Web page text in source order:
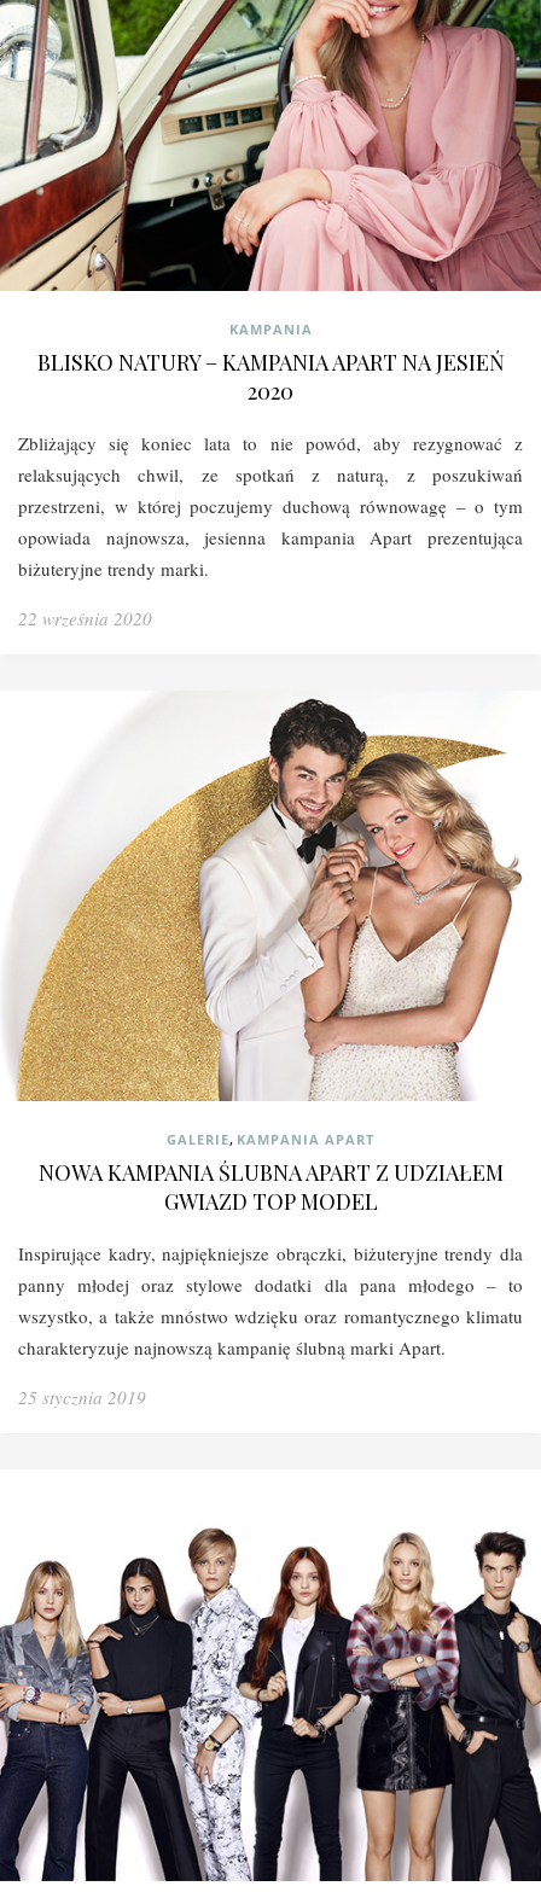
KAMPANIA
BLISKO NATURY – KAMPANIA APART NA JESIEŃ
2020
Zbliżający się koniec lata to nie powód, aby rezygnować z
relaksujących chwil, ze spotkań z naturą, z poszukiwań
przestrzeni, w której poczujemy duchową równowagę – o tym
opowiada najnowsza, jesienna kampania Apart prezentująca
biżuteryjne trendy marki.
22 września 2020
GALERIE, KAMPANIA APART
NOWA KAMPANIA ŚLUBNA APART Z UDZIAŁEM
GWIAZD TOP MODEL
Inspirujące kadry, najpiękniejsze obrączki, biżuteryjne trendy dla
panny młodej oraz stylowe dodatki dla pana młodego – to
wszystko, a także mnóstwo wdzięku oraz romantycznego klimatu
charakteryzuje najnowszą kampanię ślubną marki Apart.
25 stycznia 2019